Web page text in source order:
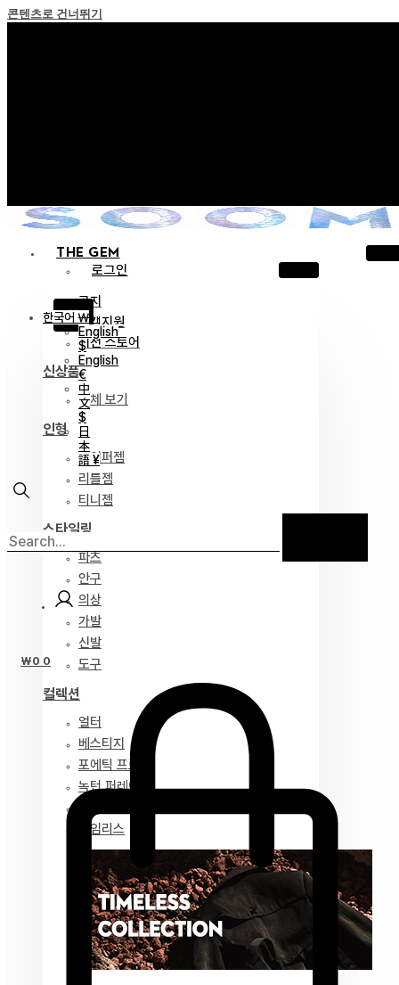
콘텐츠로 건너뛰기
THE GEM
로그인
X
공지
고객지원
이전 스토어
신상품
전체 보기
인형
하이퍼젬
리틀젬
티니젬
스타일링
파츠
안구
의상
가발
신발
도구
컬렉션
얼터
베스티지
포에틱 프로즈
녹턴 퍼레이드
타임리스
한국어 ￦
English
$
English
€
中
文
$
日
本
語 ¥
₩0 0